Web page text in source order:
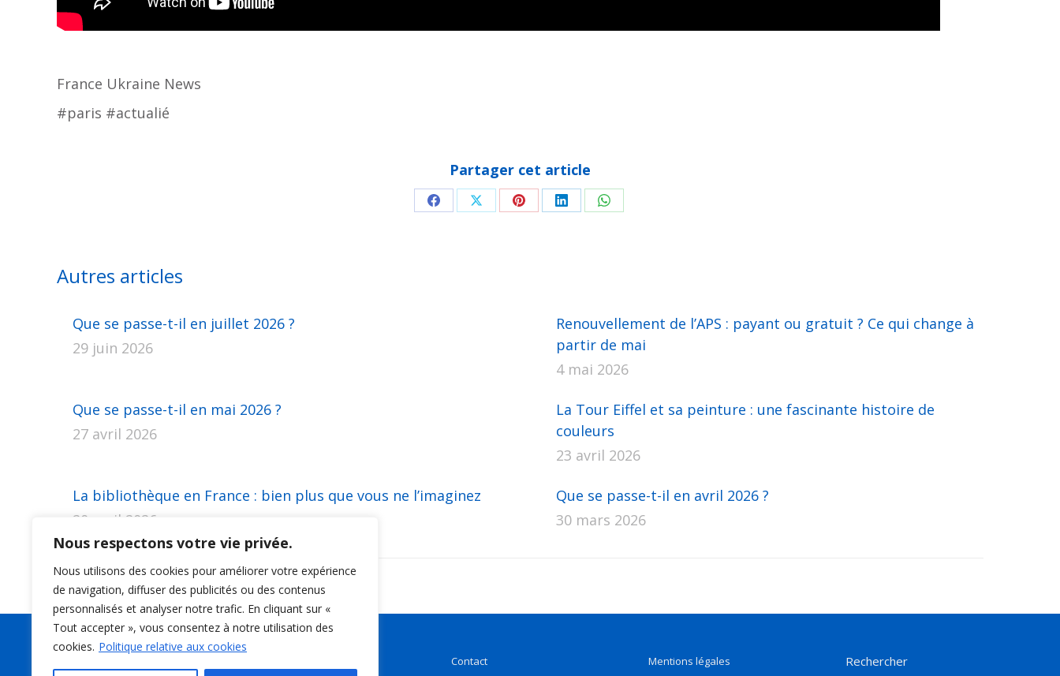
Nous respectons votre vie privée.
Nous utilisons des cookies pour améliorer votre expérience
de navigation, diffuser des publicités ou des contenus
personnalisés et analyser notre trafic. En cliquant sur «
Tout accepter », vous consentez à notre utilisation des
cookies. Politique relative aux cookies
France Ukraine News
#paris #actualié
Partager cet article
PartagerPartagerPartagerPartagerPartager
Autres articles
Que se passe-t-il en juillet 2026 ?
29 juin 2026
Renouvellement de l’APS : payant ou gratuit ? Ce qui change à
partir de mai
4 mai 2026
Que se passe-t-il en mai 2026 ?
27 avril 2026
La Tour Eiffel et sa peinture : une fascinante histoire de
couleurs
23 avril 2026
La bibliothèque en France : bien plus que vous ne l’imaginez
20 avril 2026
Que se passe-t-il en avril 2026 ?
30 mars 2026
Contact Mentions légales Rechercher